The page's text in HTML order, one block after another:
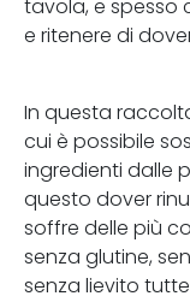
tavola, e spesso
e ritenere di
In questa
cui è possibile
ingredienti dalle
questo dover
soffre delle più
senza glutine,
senza lievito